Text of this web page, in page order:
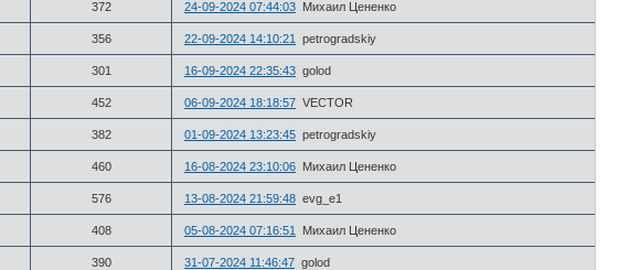
372 24-09-2024 07:44:03 Михаил Цененко
356 22-09-2024 14:10:21 petrogradskiy
301 16-09-2024 22:35:43 golod
452 06-09-2024 18:18:57 VECTOR
382 01-09-2024 13:23:45 petrogradskiy
460 16-08-2024 23:10:06 Михаил Цененко
576 13-08-2024 21:59:48 evg_e1
408 05-08-2024 07:16:51 Михаил Цененко
390 31-07-2024 11:46:47 golod